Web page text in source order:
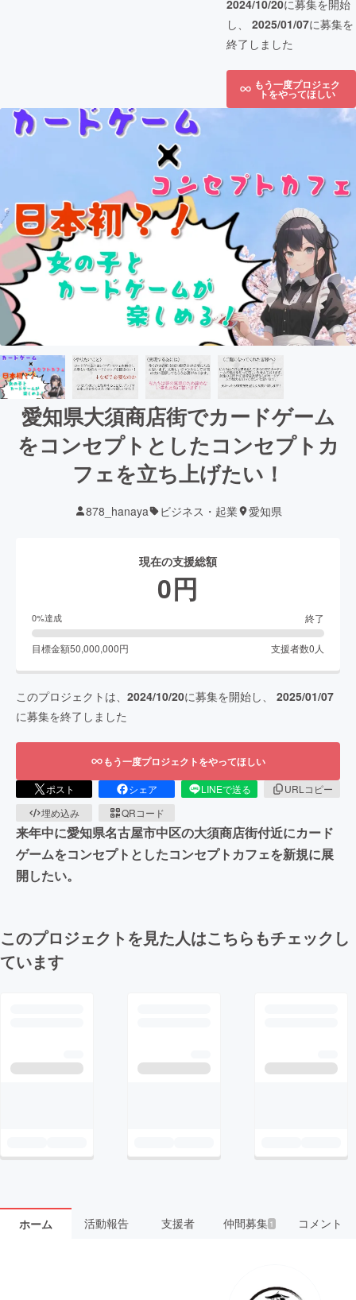
2024/10/20に募集を開始
し、 2025/01/07に募集を
終了しました
もう一度プロジェク
トをやってほしい
愛知県大須商店街でカードゲーム
をコンセプトとしたコンセプトカ
フェを立ち上げたい！
878_hanaya ビジネス・起業 愛知県
現在の支援総額
0円
0%達成 終了
目標金額50,000,000円 支援者数0 人
このプロジェクトは、 2024/10/20に募集を開始し、 2025/01/07
に募集を終了しました
もう一度プロジェクトをやってほしい
ポスト シェア LINEで送る
URLコピー
埋め込み
QRコード
来年中に愛知県名古屋市中区の大須商店街付近にカード
ゲームをコンセプトとしたコンセプトカフェを新規に展
開したい。
このプロジェクトを見た人はこちらもチェックし
ています
ホーム 活動報告 支援者 仲間募集 1 コメント